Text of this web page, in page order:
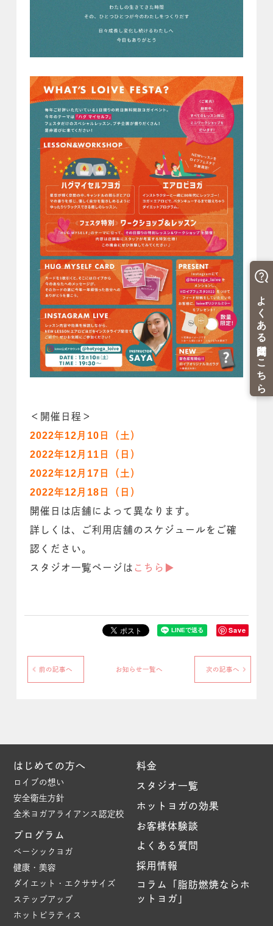
＜開催日程＞
2022年12月10日（土）
2022年12月11日（日）
2022年12月17日（土）
2022年12月18日（日）
開催日は店舗によって異なります。
詳しくは、ご利用店舗のスケジュールをご確
認ください。
スタジオ一覧ページは こちら▶︎
Save
前の記事へ お知らせ一覧へ 次の記事へ
はじめての方へ
ロイブの想い
安全衛生方針
全米ヨガアライアンス認定校
プログラム
ベーシックヨガ
健康・美容
ダイエット・エクササイズ
ステップアップ
ホットピラティス
料金
スタジオ一覧
ホットヨガの効果
お客様体験談
よくある質問
採用情報
コラム「脂肪燃焼ならホ
ットヨガ」